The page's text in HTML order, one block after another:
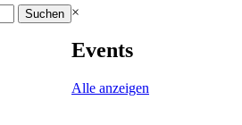
×
Events
Alle anzeigen